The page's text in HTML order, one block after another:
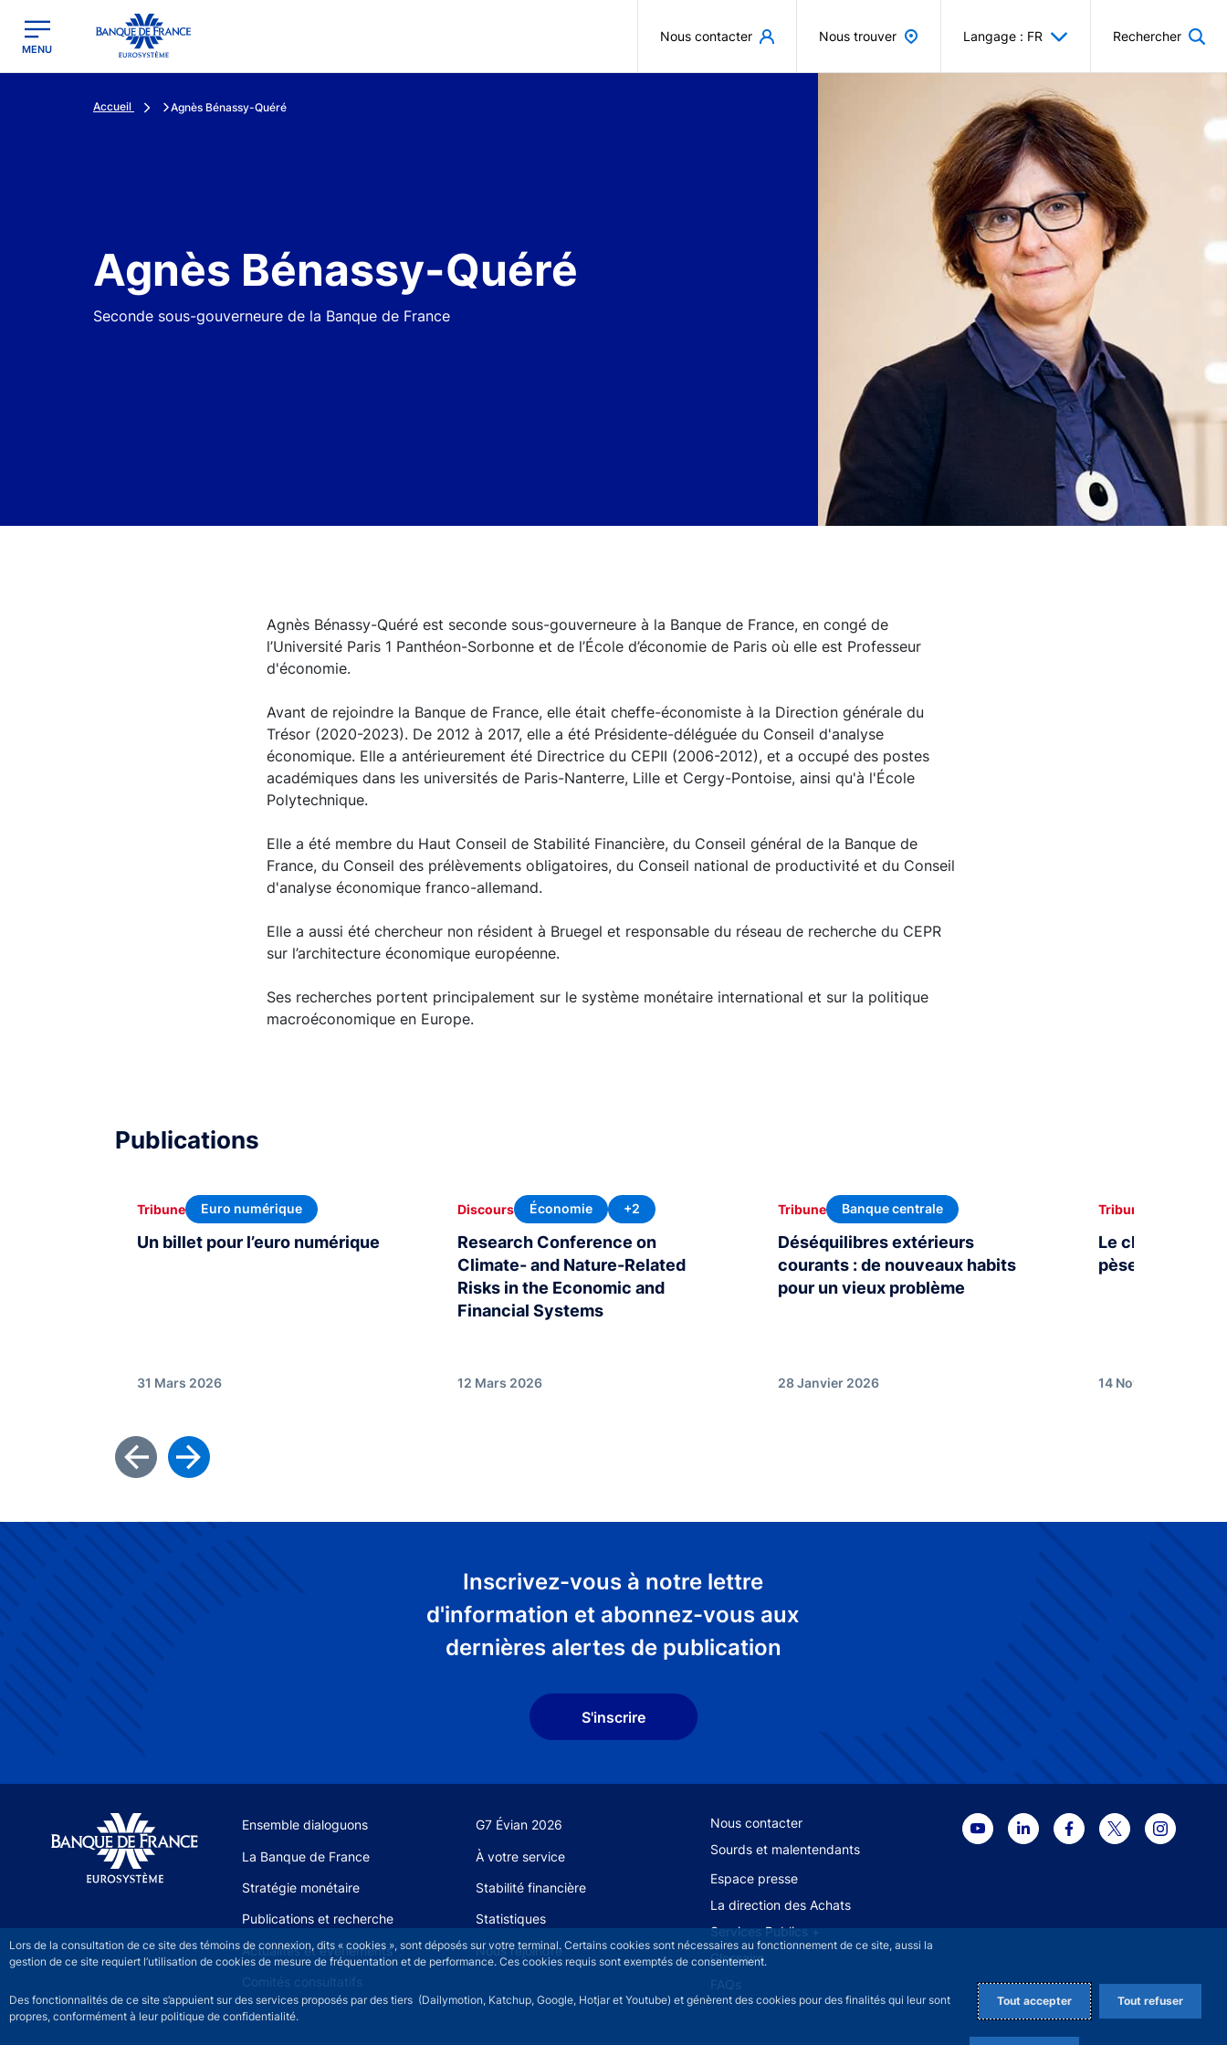
Lors de la consultation de ce site des témoins de connexion, dits « cookies », sont déposés sur votre terminal. Certains cookies sont nécessaires au fonctionnement de ce site, aussi la
gestion de ce site requiert l’utilisation de cookies de mesure de fréquentation et de performance. Ces cookies requis sont exemptés de consentement.
Des fonctionnalités de ce site s’appuient sur des services proposés par des tiers (Dailymotion, Katchup, Google, Hotjar et Youtube) et génèrent des cookies pour des finalités qui leur sont
propres, conformément à leur politique de confidentialité.
Tout accepter Tout refuser
Banque de France - Menu Principal
MENU
Nous contacter Nous trouver Langage : FR Rechercher
Accueil Agnès Bénassy-Quéré
Agnès Bénassy-Quéré
Seconde sous-gouverneure de la Banque de France
Agnès Bénassy-Quéré est seconde sous-gouverneure à la Banque de France, en congé de
l’Université Paris 1 Panthéon-Sorbonne et de l’École d’économie de Paris où elle est Professeur
d'économie.
Avant de rejoindre la Banque de France, elle était cheffe-économiste à la Direction générale du
Trésor (2020-2023). De 2012 à 2017, elle a été Présidente-déléguée du Conseil d'analyse
économique. Elle a antérieurement été Directrice du CEPII (2006-2012), et a occupé des postes
académiques dans les universités de Paris-Nanterre, Lille et Cergy-Pontoise, ainsi qu'à l'École
Polytechnique.
Elle a été membre du Haut Conseil de Stabilité Financière, du Conseil général de la Banque de
France, du Conseil des prélèvements obligatoires, du Conseil national de productivité et du Conseil
d'analyse économique franco-allemand.
Elle a aussi été chercheur non résident à Bruegel et responsable du réseau de recherche du CEPR
sur l’architecture économique européenne.
Ses recherches portent principalement sur le système monétaire international et sur la politique
macroéconomique en Europe.
Publications
Un billet pour l’euro numérique
Tribune Euro numérique
31 Mars 2026
Research Conference on
Climate- and Nature-Related
Risks in the Economic and
Financial Systems
Discours Économie +2
12 Mars 2026
Déséquilibres extérieurs
courants : de nouveaux habits
pour un vieux problème
Tribune Banque centrale
28 Janvier 2026
Le
pèse déjà sur
Tribune
14 Novembre 2025
Inscrivez-vous à notre lettre
d'information et abonnez-vous aux
dernières alertes de publication
S'inscrire
Site navigation
Ensemble dialoguons G7 Évian 2026
La Banque de France À votre service
Stratégie monétaire Stabilité financière
Publications et recherche Statistiques
Actualités et événements Nous rejoindre
Comités consultatifs
Footer secondary menu
Nous contacter
Sourds et malentendants
Espace presse
La direction des Achats
Services Publics +
Glossaire
FAQs